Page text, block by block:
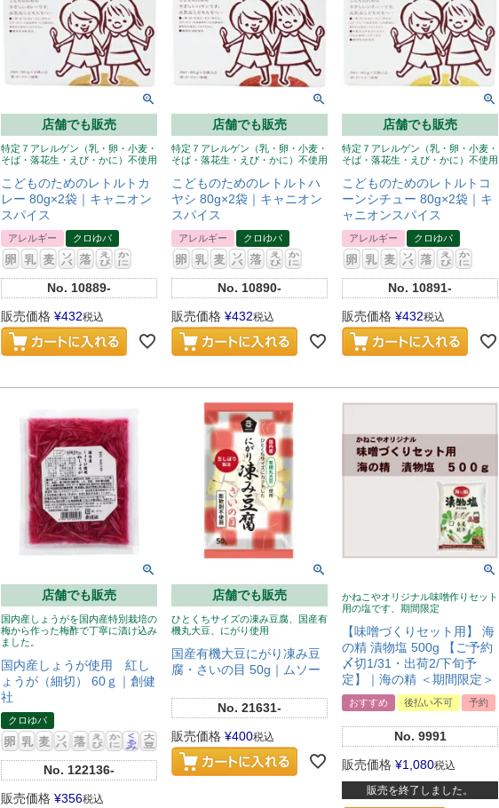
店舗でも販売
特定７アレルゲン（乳・卵・小麦・
そば・落花生・えび・かに）不使用
こどものためのレトルトカ
レー 80g×2袋｜キャニオン
スパイス
アレルギー クロゆパ
No. 10889-
販売価格 ¥432税込
店舗でも販売
特定７アレルゲン（乳・卵・小麦・
そば・落花生・えび・かに）不使用
こどものためのレトルトハ
ヤシ 80g×2袋｜キャニオン
スパイス
アレルギー クロゆパ
No. 10890-
販売価格 ¥432税込
店舗でも販売
特定７アレルゲン（乳・卵・小麦・
そば・落花生・えび・かに）不使用
こどものためのレトルトコ
ーンシチュー 80g×2袋｜キ
ャニオンスパイス
アレルギー クロゆパ
No. 10891-
販売価格 ¥432税込
店舗でも販売
国内産しょうがを国内産特別栽培の
梅から作った梅酢で丁寧に漬け込み
ました。
国内産しょうが使用 紅し
ょうが（細切） 60ｇ｜創健
社
クロゆパ
No. 122136-
販売価格 ¥356税込
店舗でも販売
ひとくちサイズの凍み豆腐、国産有
機丸大豆、にがり使用
国産有機大豆にがり凍み豆
腐・さいの目 50g｜ムソー
No. 21631-
販売価格 ¥400税込
かねこやオリジナル味噌作りセット
用の塩です、期間限定
【味噌づくりセット用】 海
の精 漬物塩 500g 【ご予約
〆切1/31・出荷2/下旬予
定】｜海の精 ＜期間限定＞
おすすめ 後払い不可 予約
No. 9991
販売価格 ¥1,080税込
販売を終了しました。